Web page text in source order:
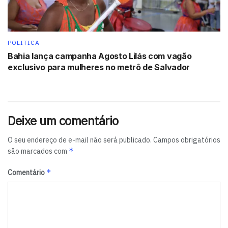
POLITICA
Bahia lança campanha Agosto Lilás com vagão
exclusivo para mulheres no metrô de Salvador
Deixe um comentário
O seu endereço de e-mail não será publicado. Campos obrigatórios
são marcados com *
Comentário *